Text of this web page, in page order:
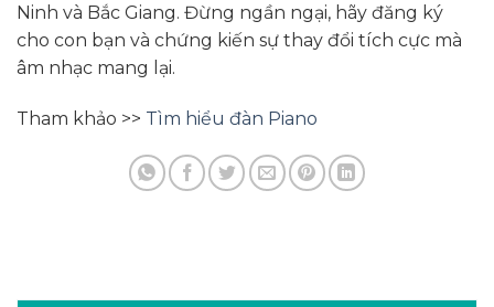
Ninh và Bắc Giang. Đừng ngần ngại, hãy đăng ký
cho con bạn và chứng kiến sự thay đổi tích cực mà
âm nhạc mang lại.
Tham khảo >> Tìm hiểu đàn Piano